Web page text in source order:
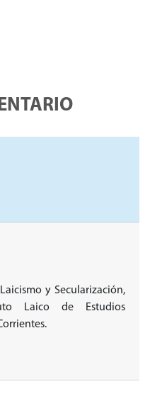
y Secularización,
Laico de Estudios